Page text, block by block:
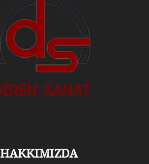
HAKKIMIZDA